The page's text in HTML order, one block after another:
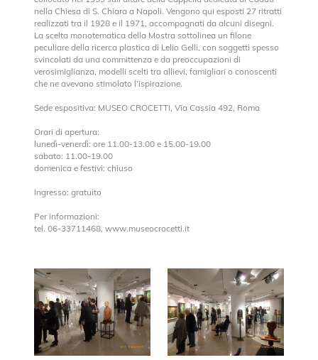
nella Chiesa di S. Chiara a Napoli. Vengono qui esposti 27 ritratti
realizzati tra il 1928 e il 1971, accompagnati da alcuni disegni.
La scelta monotematica della Mostra sottolinea un filone
peculiare della ricerca plastica di Lelio Gelli, con soggetti spesso
svincolati da una committenza e da preoccupazioni di
verosimiglianza, modelli scelti tra allievi, famigliari o conoscenti
che ne avevano stimolato l’ispirazione.
Sede espositiva: MUSEO CROCETTI, Via Cassia 492, Roma
Orari di apertura:
lunedì-venerdì: ore 11.00-13.00 e 15.00-19.00
sabato: 11.00-19.00
domenica e festivi: chiuso
Ingresso: gratuito
Per informazioni:
tel. 06-33711468, www.museocrocetti.it